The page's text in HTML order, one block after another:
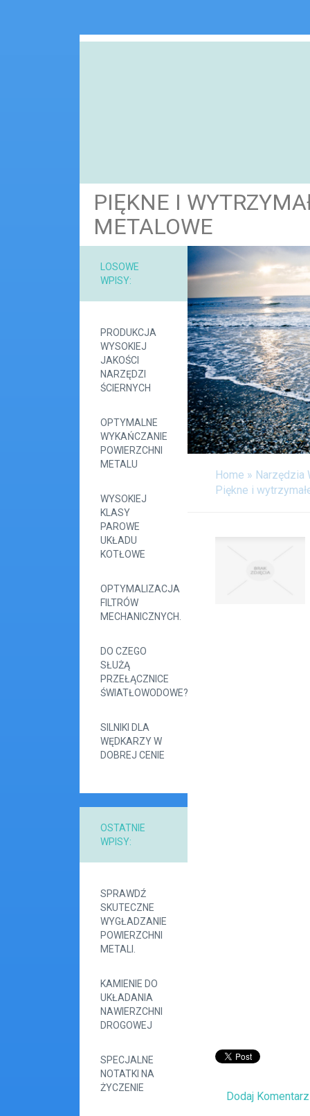
PIĘKNE I
METALOWE
LOSOWE
WPISY:
PRODUKCJA
WYSOKIEJ
JAKOŚCI
NARZĘDZI
ŚCIERNYCH
OPTYMALNE
WYKAŃCZANIE
POWIERZCHNI
METALU
WYSOKIEJ
KLASY
PAROWE
UKŁADU
KOTŁOWE
OPTYMALIZACJA
FILTRÓW
MECHANICZNYCH.
DO CZEGO
SŁUŻĄ
PRZEŁĄCZNICE
ŚWIATŁOWODOWE?
SILNIKI DLA
WĘDKARZY W
DOBREJ CENIE
OSTATNIE
WPISY:
SPRAWDŹ
SKUTECZNE
WYGŁADZANIE
POWIERZCHNI
METALI.
KAMIENIE DO
UKŁADANIA
NAWIERZCHNI
DROGOWEJ
SPECJALNE
NOTATKI NA
ŻYCZENIE
Home » Narzędzia
Piękne i
Dodaj Komentarz